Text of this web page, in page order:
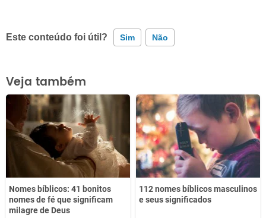
Este conteúdo foi útil? Sim Não
Este conteúdo contém informação incorreta
Este conteúdo não tem a informação que procuro
Outro
Veja também
Nomes bíblicos: 41 bonitos
nomes de fé que significam
milagre de Deus
112 nomes bíblicos masculinos
e seus significados